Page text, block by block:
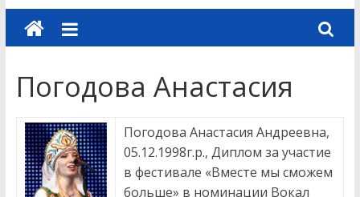
Погодова Анастасия
Погодова Анастасия Андреевна,
05.12.1998г.р., Диплом за участие
в фестивале «Вместе мы сможем
больше» в номинации Вокал